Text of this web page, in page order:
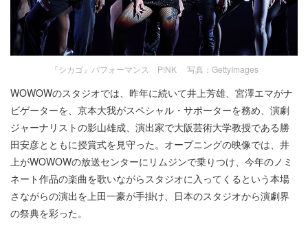
『シカゴ』パフォーマンス P!NK 写真：GettyImages
WOWOWのスタジオでは、昨年に続いて井上芳雄、宮澤エマがナ
ビゲーターを、京本大我がスペシャル・サポーターを務め、演劇
ジャーナリストの影山雄成、演出家で大阪芸術大学教授である勝
田安彦とともに授賞式を見守った。オープニングの映像では、井
上がWOWOWの放送センターにリムジンで乗りつけ、今年のノミ
ネート作品の楽曲を歌いながらスタジオに入ってくるという本場
さながらの演出を上田一豪が手掛け、日本のスタジオから演劇界
の祭典を彩った。